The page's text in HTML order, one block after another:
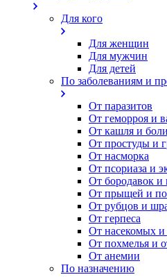
Для кого
Для женщин
Для мужчин
Для детей
По заболеваниям и
От паразитов
Oт геморроя и
От кашля и
От простуды и
От насморка
Oт псориаза и
От бородавок и
От прыщей и
От рубцов и
От герпеса
От насекомых и
От похмелья и
От анемии
По назначению